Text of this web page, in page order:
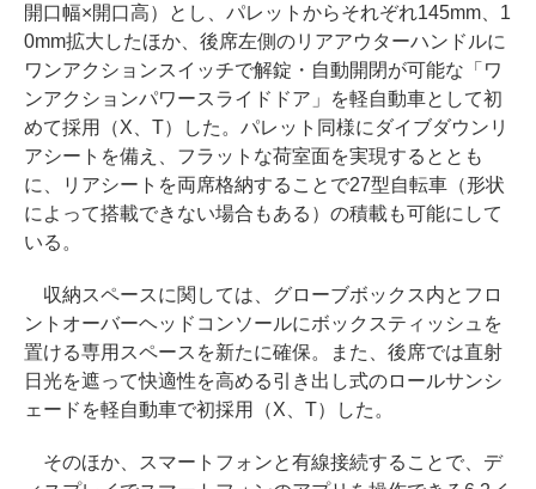
開口幅×開口高）とし、パレットからそれぞれ145mm、1
0mm拡大したほか、後席左側のリアアウターハンドルに
ワンアクションスイッチで解錠・自動開閉が可能な「ワ
ンアクションパワースライドドア」を軽自動車として初
めて採用（X、T）した。パレット同様にダイブダウンリ
アシートを備え、フラットな荷室面を実現するととも
に、リアシートを両席格納することで27型自転車（形状
によって搭載できない場合もある）の積載も可能にして
いる。
収納スペースに関しては、グローブボックス内とフロ
ントオーバーヘッドコンソールにボックスティッシュを
置ける専用スペースを新たに確保。また、後席では直射
日光を遮って快適性を高める引き出し式のロールサンシ
ェードを軽自動車で初採用（X、T）した。
そのほか、スマートフォンと有線接続することで、デ